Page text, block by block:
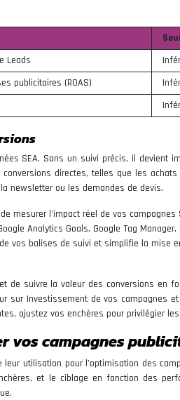
Leads
publicitaires (ROAS)
SEA. Sans un suivi précis, il devient
directes, telles que les
newsletter ou les demandes de devis.
mesurer l’impact réel de vos
Analytics Goals, Google Tag
vos balises de suivi et simplifie la mise
de suivre la valeur des conversions en
sur Investissement de vos campagnes
ajustez vos enchères pour privilégier
vos campagnes
utilisation pour l’optimisation des
et le ciblage en fonction des